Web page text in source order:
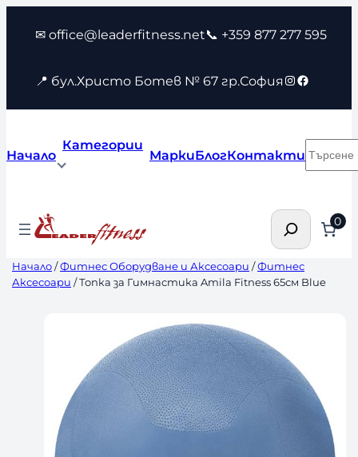
съдържанието
✉ office@leaderfitness.net📞 +359 877 277 595
📍 бул.Христо Ботев № 67 гр.София Instagram
Facebook
Начало
Категории
МаркиБлогКонтакти
Търсене 0
Начало/Фитнес Оборудване и Аксесоари /Фитнес
Аксесоари / Топка за Гимнастика Amila Fitness 65см Blue